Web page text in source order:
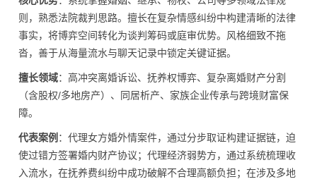
则，熟悉法院裁判思路。擅长在复杂情感纠纷中构建清晰的法律
事实，将博弈空间转化为谈判筹码或庭审优势。风格细致不拖
沓，善于从海量流水与聊天记录中锁定关键证据。
擅长领域：高冲突离婚诉讼、抚养权博弈、复杂离婚财产分割
（含股权/多地房产）、同居析产、家族企业传承与跨境财富保
障。
代表案例 ：代理女方婚外情案件，通过分步取证构建证据链，迫
使过错方签署婚内财产协议；代理经济弱势方，通过系统梳理收
入流水，在抚养费纠纷中成功破解不合理高额负担；在涉及多地